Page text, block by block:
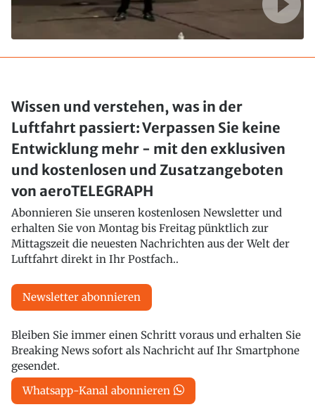
Wissen und verstehen, was in der
Luftfahrt passiert: Verpassen Sie keine
Entwicklung mehr - mit den exklusiven
und kostenlosen und Zusatzangeboten
von aeroTELEGRAPH
Abonnieren Sie unseren kostenlosen Newsletter und
erhalten Sie von Montag bis Freitag pünktlich zur
Mittagszeit die neuesten Nachrichten aus der Welt der
Luftfahrt direkt in Ihr Postfach..
Newsletter abonnieren
Bleiben Sie immer einen Schritt voraus und erhalten Sie
Breaking News sofort als Nachricht auf Ihr Smartphone
gesendet.
Whatsapp-Kanal abonnieren